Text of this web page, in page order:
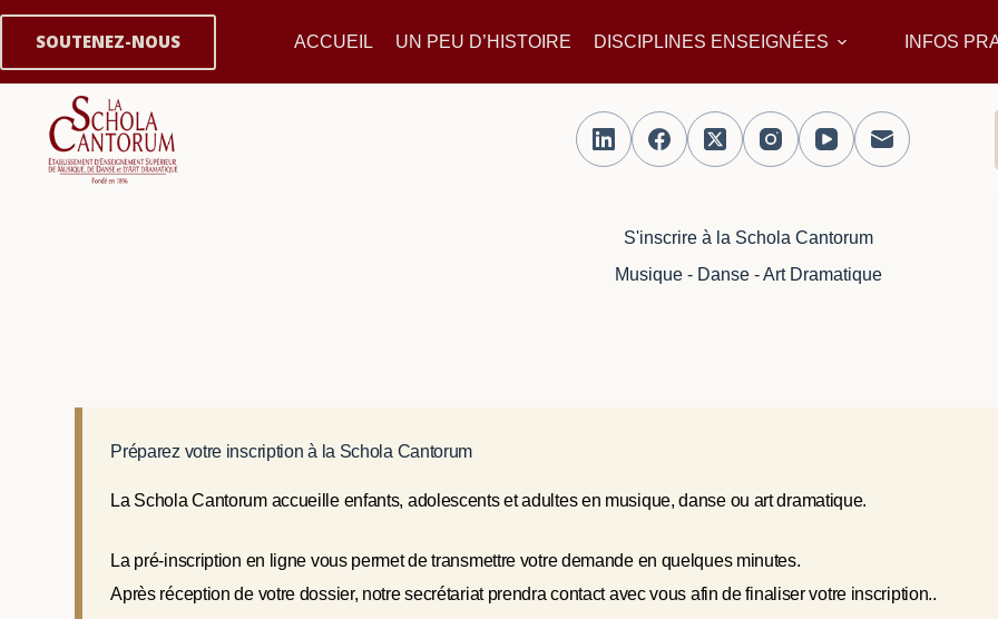
SOUTENEZ-NOUS ACCUEIL UN PEU D’HISTOIRE DISCIPLINES ENSEIGNÉES INFOS
S'inscrire à la Schola Cantorum
Musique - Danse - Art Dramatique
Préparez votre inscription à la Schola Cantorum
La Schola Cantorum accueille enfants, adolescents et adultes en musique, danse ou art dramatique.
La pré-inscription en ligne vous permet de transmettre votre demande en quelques minutes.
Après réception de votre dossier, notre secrétariat prendra contact avec vous afin de finaliser votre inscription..